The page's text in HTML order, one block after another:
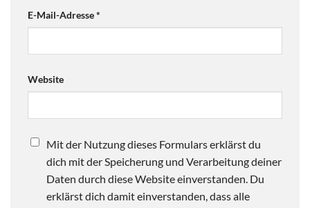
E-Mail-Adresse*
Website
Mit der Nutzung dieses Formulars erklärst du
dich mit der Speicherung und Verarbeitung deiner
Daten durch diese Website einverstanden. Du
erklärst dich damit einverstanden, dass alle